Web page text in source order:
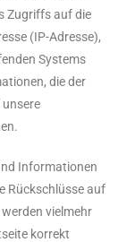
Zugriffs auf die
(IP-Adresse),
Systems
die der
Informationen
Rückschlüsse auf
vielmehr
korrekt